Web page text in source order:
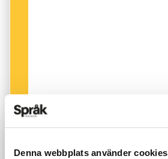
Denna webbplats använder cookies